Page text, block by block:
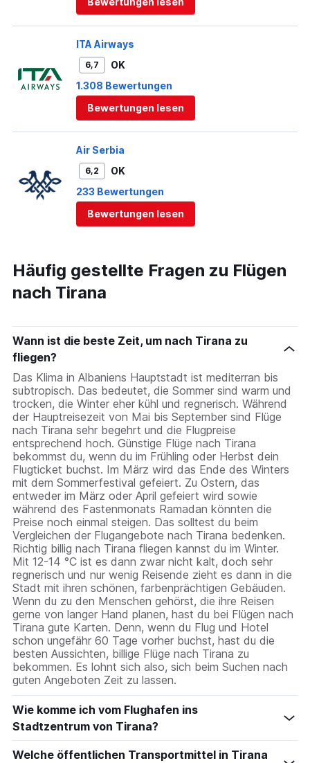
ITA Airways
6,7
OK
1.308 Bewertungen
Bewertungen lesen
Air Serbia
6,2
OK
233 Bewertungen
Bewertungen lesen
Häufig gestellte Fragen zu Flügen
nach Tirana
Wann ist die beste Zeit, um nach Tirana zu
fliegen?
Das Klima in Albaniens Hauptstadt ist mediterran bis
subtropisch. Das bedeutet, die Sommer sind warm und
trocken, die Winter eher kühl und regnerisch. Während
der Hauptreisezeit von Mai bis September sind Flüge
nach Tirana sehr begehrt und die Flugpreise
entsprechend hoch. Günstige Flüge nach Tirana
bekommst du, wenn du im Frühling oder Herbst dein
Flugticket buchst. Im März wird das Ende des Winters
mit dem Sommerfestival gefeiert. Zu Ostern, das
entweder im März oder April gefeiert wird sowie
während des Fastenmonats Ramadan könnten die
Preise noch einmal steigen. Das solltest du beim
Vergleichen der Flugangebote nach Tirana bedenken.
Richtig billig nach Tirana fliegen kannst du im Winter.
Mit 12-14 °C ist es dann zwar nicht kalt, doch sehr
regnerisch und nur wenig Reisende zieht es dann in die
Stadt mit ihren schönen, farbenprächtigen Gebäuden.
Wenn du zu den Menschen gehörst, die ihre Reisen
gerne von langer Hand planen, hast du bei Flügen nach
Tirana gute Karten. Denn, wenn du Flug und Hotel
schon ungefähr 60 Tage vorher buchst, hast du die
besten Aussichten, billige Flüge nach Tirana zu
bekommen. Es lohnt sich also, sich beim Suchen nach
guten Angeboten Zeit zu lassen.
Wie komme ich vom Flughafen ins
Stadtzentrum von Tirana?
Welche öffentlichen Transportmittel in Tirana